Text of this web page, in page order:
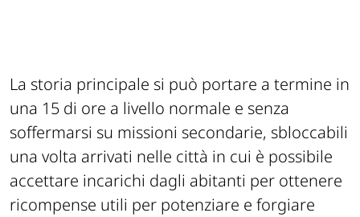
La storia principale si può portare a termine in
una 15 di ore a livello normale e senza
soffermarsi su missioni secondarie, sbloccabili
una volta arrivati nelle città in cui è possibile
accettare incarichi dagli abitanti per ottenere
ricompense utili per potenziare e forgiare